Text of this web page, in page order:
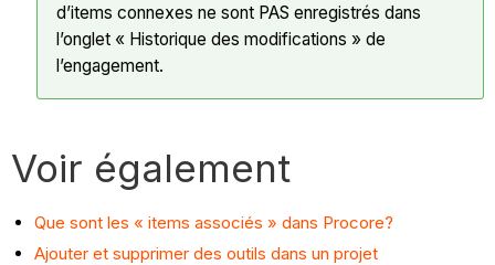
d’items connexes ne sont PAS enregistrés dans
l’onglet « Historique des modifications » de
l’engagement.
Voir également
Que sont les « items associés » dans Procore?
Ajouter et supprimer des outils dans un projet